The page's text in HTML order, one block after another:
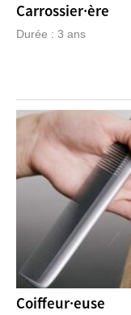
Carrossier·ère
Durée : 3 ans
Coiffeur·euse